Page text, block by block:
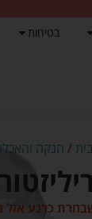
בטיחות
/ הנקה
כרגע אזל